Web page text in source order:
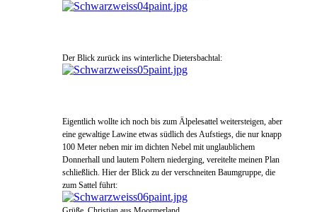
Der Blick zurück ins winterliche Dietersbachtal:
Eigentlich wollte ich noch bis zum Älpelesattel weitersteigen, aber
eine gewaltige Lawine etwas südlich des Aufstiegs, die nur knapp
100 Meter neben mir im dichten Nebel mit unglaublichem
Donnerhall und lautem Poltern niederging, vereitelte meinen Plan
schließlich. Hier der Blick zu der verschneiten Baumgruppe, die
zum Sattel führt: